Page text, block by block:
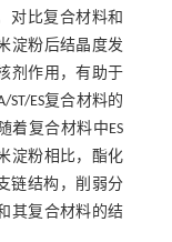
对比复合材料和
淀粉后结晶度发
剂作用，有助于
ST/ES复合材料的
着复合材料中ES
淀粉相比，酯化
链结构，削弱分
其复合材料的结